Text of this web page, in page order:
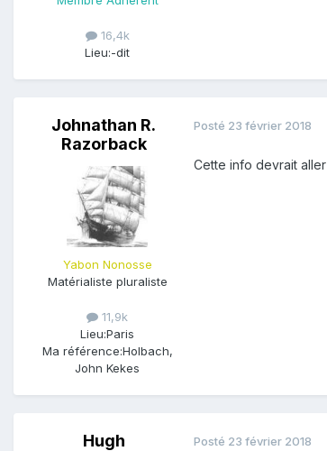
16,4k
Lieu:-dit
Johnathan R.
Razorback
Yabon Nonosse
Matérialiste pluraliste
11,9k
Lieu:Paris
Ma référence:Holbach,
John Kekes
Posté 23 février 2018
Cette info devrait
Hugh Posté 23 février 2018